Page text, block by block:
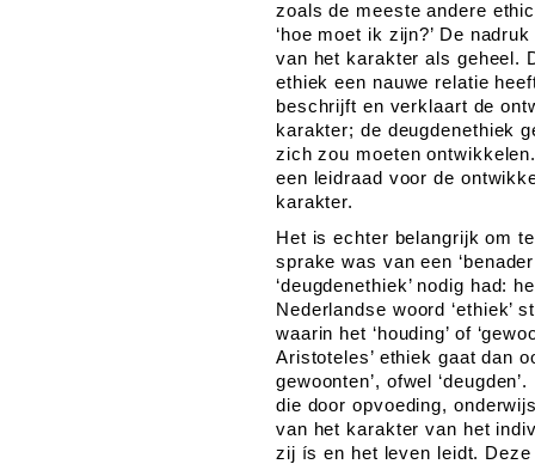
zoals de meeste andere
‘hoe moet ik zijn?’ De
van het karakter als geheel.
ethiek een nauwe relatie
beschrijft en verklaart de
karakter; de deugdenethiek
zich zou moeten
een leidraad voor de
karakter.
Het is echter belangrijk om
sprake was van een
‘deugdenethiek’ nodig had:
Nederlandse woord ‘ethiek’
waarin het ‘houding’ of
Aristoteles’ ethiek gaat dan
gewoonten’, ofwel
die door opvoeding,
van het karakter van het
zij ís en het leven leidt.